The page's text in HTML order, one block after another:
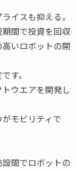
イスも抑える。
間で投資を回収
いロボットの開
す。
ウエアを開発し
モビリティで
間でロボットの